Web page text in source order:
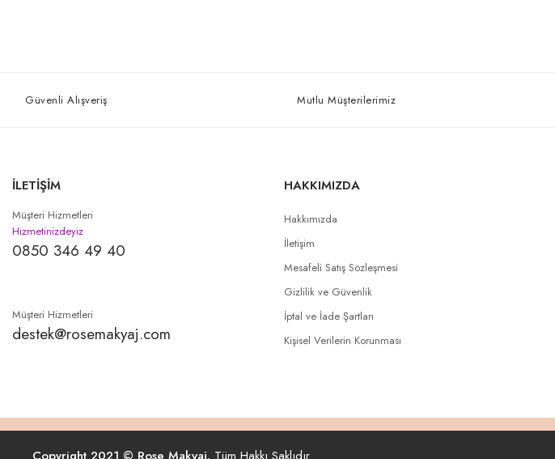
Güvenli Alışveriş Mutlu Müşterilerimiz
İLETİŞİM
Müşteri Hizmetleri
Hizmetinizdeyiz
0850 346 49 40
Müşteri Hizmetleri
destek@rosemakyaj.com
HAKKIMIZDA
Hakkımızda
İletişim
Mesafeli Satış Sözleşmesi
Gizlilik ve Güvenlik
İptal ve İade Şartları
Kişisel Verilerin Korunması